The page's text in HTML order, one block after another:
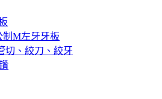
制M左牙牙板
切、絞刀、絞牙